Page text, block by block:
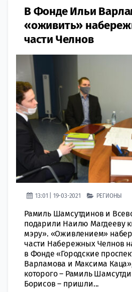
В Фонде Ильи
«оживить»
части Челнов
13:01 | 19-03-2021 РЕГИОНЫ
Рамиль Шамсутдинов и
подарили Наилю Магдееву
мэру». «Оживлением»
части Набережных Челнов
в Фонде «Городские
Варламова и Максима
которого – Рамиль
Борисов – пришли...